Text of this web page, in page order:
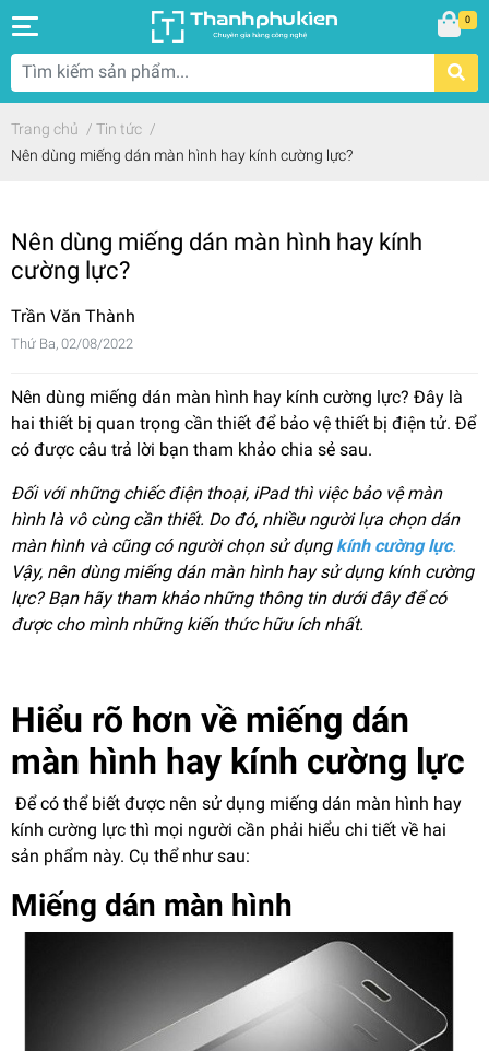
0
Trang chủ / Tin tức /
Nên dùng miếng dán màn hình hay kính cường lực?
Nên dùng miếng dán màn hình hay kính
cường lực?
Trần Văn Thành
Thứ Ba, 02/08/2022
Nên dùng miếng dán màn hình hay kính cường lực? Đây là
hai thiết bị quan trọng cần thiết để bảo vệ thiết bị điện tử. Để
có được câu trả lời bạn tham khảo chia sẻ sau.
Đối với những chiếc điện thoại, iPad thì việc bảo vệ màn
hình là vô cùng cần thiết. Do đó, nhiều người lựa chọn dán
màn hình và cũng có người chọn sử dụng kính cường lực.
Vậy, nên dùng miếng dán màn hình hay sử dụng kính cường
lực? Bạn hãy tham khảo những thông tin dưới đây để có
được cho mình những kiến thức hữu ích nhất.
Hiểu rõ hơn về miếng dán
màn hình hay kính cường lực
Để có thể biết được nên sử dụng miếng dán màn hình hay
kính cường lực thì mọi người cần phải hiểu chi tiết về hai
sản phẩm này. Cụ thể như sau:
Miếng dán màn hình